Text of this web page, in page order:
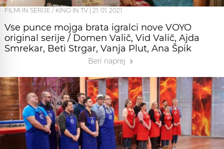
FILMI IN SERIJE / KINO IN TV 21. 01. 2021
Vse punce mojga brata igralci nove VOYO
original serije / Domen Valič, Vid Valič, Ajda
Smrekar, Beti Strgar, Vanja Plut, Ana Špik
Beri naprej